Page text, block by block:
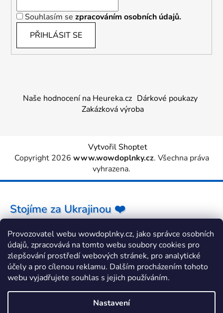
Provozovatel webu wowdoplnky.cz, jako správce osobních
údajů, zpracovává na tomto webu soubory cookies pro
zlepšování prostředí webových stránek, pro analytické
účely a pro cílenou reklamu. Dalším procházením tohoto
webu vyjadřujete souhlas s jejich používáním.
Nastavení
Souhlasím se zpracováním osobních údajů.
PŘIHLÁSIT SE
Naše hodnocení na Heureka.cz Dárkové poukazy
Zakázková výroba
Vytvořil Shoptet
Copyright 2026 www.wowdoplnky.cz. Všechna práva
vyhrazena.
Stojíme za Ukrajinou ❤️
Jak a čím pomoci »